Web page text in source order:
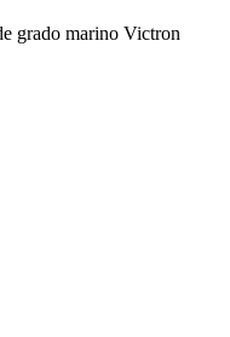
grado marino Victron